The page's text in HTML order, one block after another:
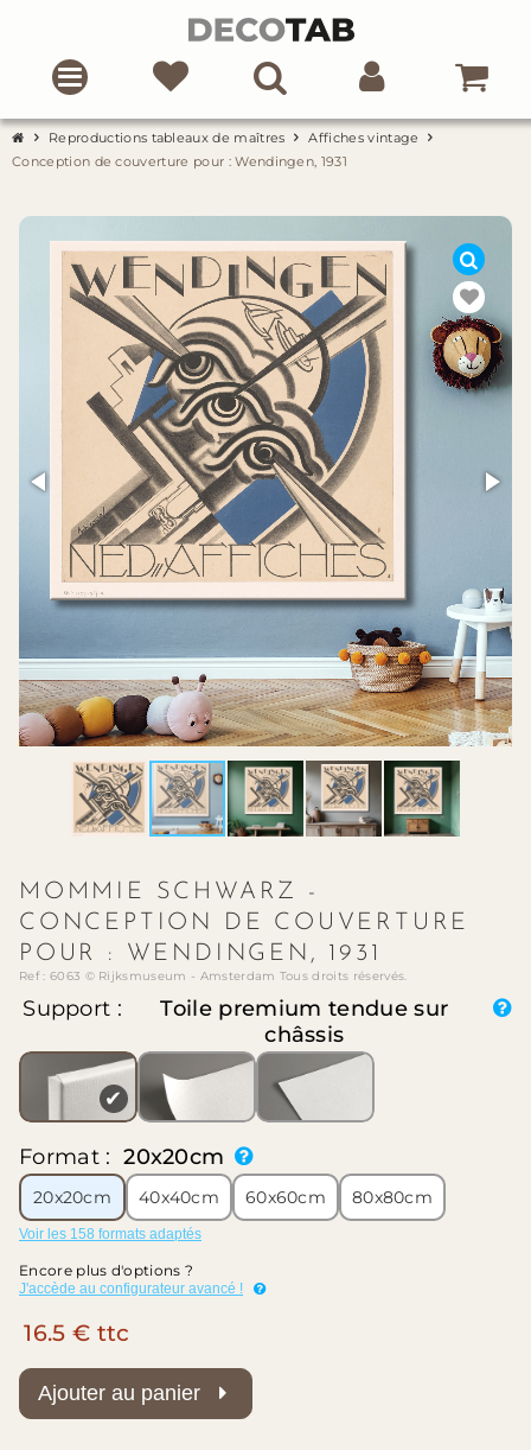
Reproductions tableaux de maîtres
Affiches vintage
Conception de couverture pour : Wendingen, 1931
MOMMIE SCHWARZ -
CONCEPTION DE COUVERTURE
POUR : WENDINGEN, 1931
Ref : 6063 © Rijksmuseum - Amsterdam Tous droits réservés.
Support :
Toile premium tendue sur
châssis
✔
Format :20x20cm
20x20cm 40x40cm 60x60cm 80x80cm
Voir les 158 formats adaptés
Encore plus d'options ?
J'accède au configurateur avancé !
16.5 € ttc
Ajouter au panier